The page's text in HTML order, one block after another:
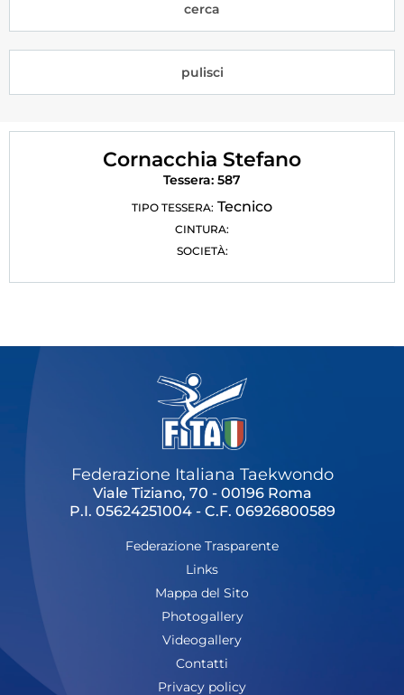
Rivista Olympic Dream
Links
Mappa del sito
Cookie policy
Feed
Dove siamo
Federazione Trasparente
Fita HUB
cerca
pulisci
Cornacchia Stefano
Tessera: 587
TIPO TESSERA: Tecnico
CINTURA:
SOCIETÀ:
Federazione Italiana Taekwondo
Viale Tiziano, 70 - 00196 Roma
P.I. 05624251004 - C.F. 06926800589
Federazione Trasparente
Links
Mappa del Sito
Photogallery
Videogallery
Contatti
Privacy policy